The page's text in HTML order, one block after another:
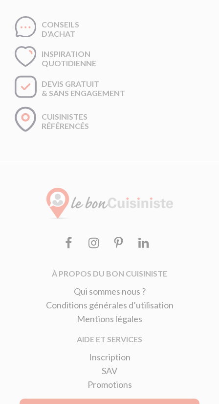
CONSEILS
D'ACHAT
INSPIRATION
QUOTIDIENNE
DEVIS GRATUIT
& SANS ENGAGEMENT
CUISINISTES
RÉFÉRENCÉS
FacebookInstagramPinterestLinkedin
À PROPOS DU BON CUISINISTE
Qui sommes nous ?
Conditions générales d’utilisation
Mentions légales
AIDE ET SERVICES
Inscription
SAV
Promotions